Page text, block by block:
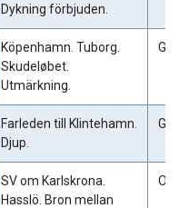
Dykning förbjuden.
Köpenhamn. Tuborg.
Skudeløbet.
Utmärkning.
Farleden till Klintehamn.
Djup.
SV om Karlskrona.
Hasslö. Bron mellan